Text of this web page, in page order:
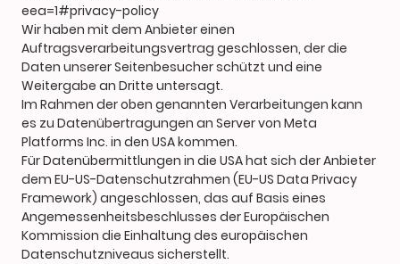
eea=1#privacy-policy
Wir haben mit dem Anbieter einen
Auftragsverarbeitungsvertrag geschlossen, der die
Daten unserer Seitenbesucher schützt und eine
Weitergabe an Dritte untersagt.
Im Rahmen der oben genannten Verarbeitungen kann
es zu Datenübertragungen an Server von Meta
Platforms Inc. in den USA kommen.
Für Datenübermittlungen in die USA hat sich der Anbieter
dem EU-US-Datenschutzrahmen (EU-US Data Privacy
Framework) angeschlossen, das auf Basis eines
Angemessenheitsbeschlusses der Europäischen
Kommission die Einhaltung des europäischen
Datenschutzniveaus sicherstellt.